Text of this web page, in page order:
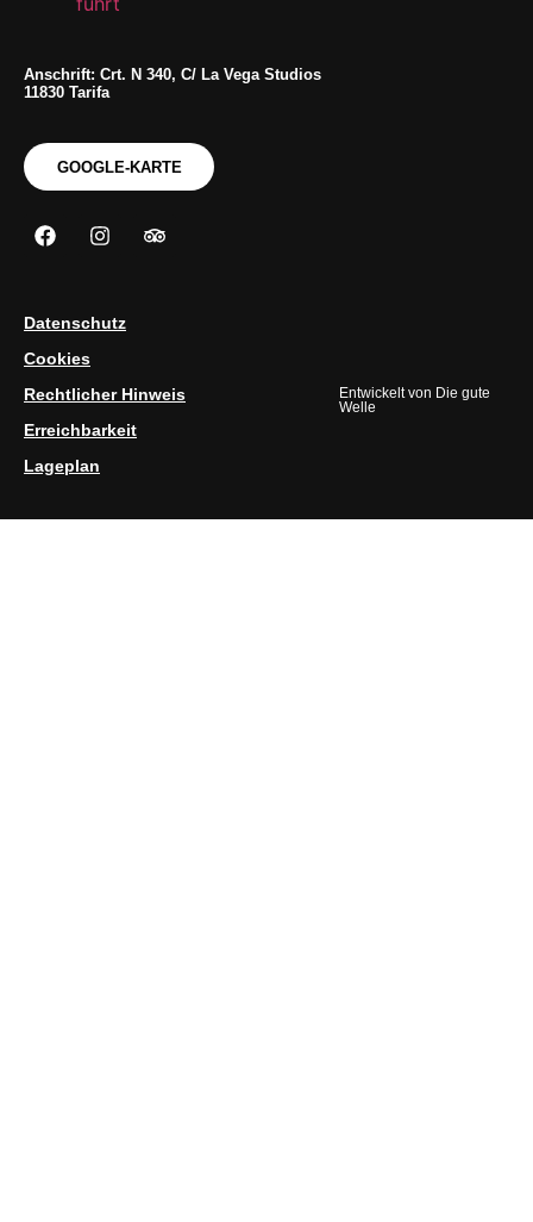
Anschrift: Crt. N 340, C/ La Vega Studios
11830 Tarifa
GOOGLE-KARTE
Datenschutz
Cookies
Rechtlicher Hinweis
Erreichbarkeit
Lageplan
Entwickelt von Die gute
Welle